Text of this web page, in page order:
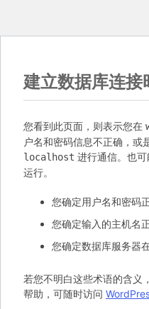
建立数据库连接
您看到此页面，则表示您在
户名和密码信息不正确，或
localhost 进行通信。也
运行。
您确定用户名和密码
您确定输入的主机名
您确定数据库服务器
若您不明白这些术语的含义
帮助，可随时访问